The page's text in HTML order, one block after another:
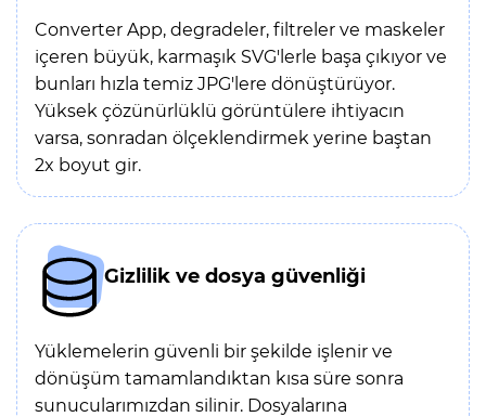
Converter App, degradeler, filtreler ve maskeler
içeren büyük, karmaşık SVG'lerle başa çıkıyor ve
bunları hızla temiz JPG'lere dönüştürüyor.
Yüksek çözünürlüklü görüntülere ihtiyacın
varsa, sonradan ölçeklendirmek yerine baştan
2x boyut gir.
Gizlilik ve dosya güvenliği
Yüklemelerin güvenli bir şekilde işlenir ve
dönüşüm tamamlandıktan kısa süre sonra
sunucularımızdan silinir. Dosyalarına